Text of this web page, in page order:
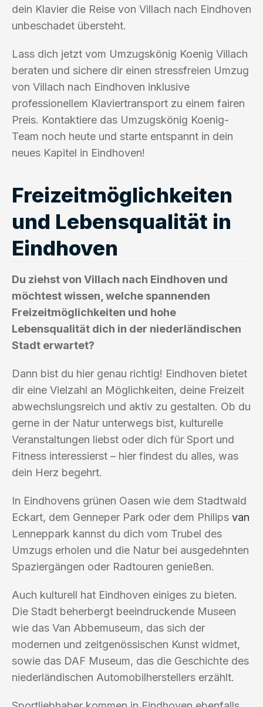
dein Klavier die Reise von Villach nach Eindhoven
unbeschadet übersteht.
Lass dich jetzt vom Umzugskönig Koenig Villach
beraten und sichere dir einen stressfreien Umzug
von Villach nach Eindhoven inklusive
professionellem Klaviertransport zu einem fairen
Preis. Kontaktiere das Umzugskönig Koenig-
Team noch heute und starte entspannt in dein
neues Kapitel in Eindhoven!
Freizeitmöglichkeiten
und Lebensqualität in
Eindhoven
Du ziehst von Villach nach Eindhoven und
möchtest wissen, welche spannenden
Freizeitmöglichkeiten und hohe
Lebensqualität dich in der niederländischen
Stadt erwartet?
Dann bist du hier genau richtig! Eindhoven bietet
dir eine Vielzahl an Möglichkeiten, deine Freizeit
abwechslungsreich und aktiv zu gestalten. Ob du
gerne in der Natur unterwegs bist, kulturelle
Veranstaltungen liebst oder dich für Sport und
Fitness interessierst – hier findest du alles, was
dein Herz begehrt.
In Eindhovens grünen Oasen wie dem Stadtwald
Eckart, dem Genneper Park oder dem Philips van
Lenneppark kannst du dich vom Trubel des
Umzugs erholen und die Natur bei ausgedehnten
Spaziergängen oder Radtouren genießen.
Auch kulturell hat Eindhoven einiges zu bieten.
Die Stadt beherbergt beeindruckende Museen
wie das Van Abbemuseum, das sich der
modernen und zeitgenössischen Kunst widmet,
sowie das DAF Museum, das die Geschichte des
niederländischen Automobilherstellers erzählt.